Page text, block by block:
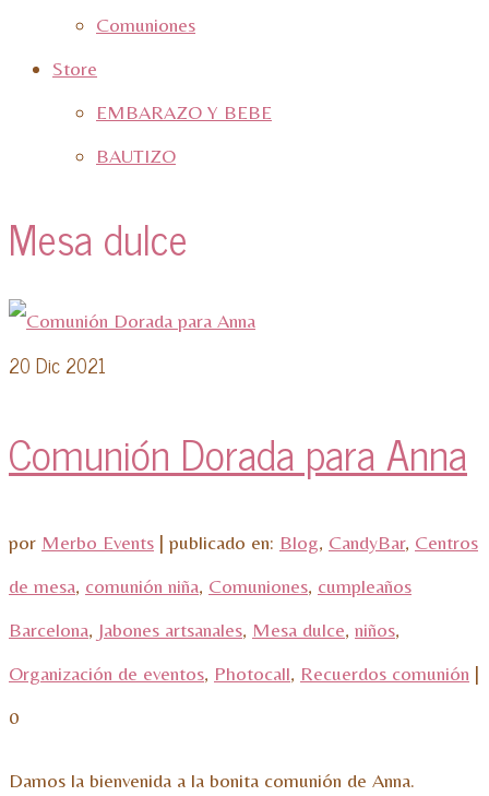
Comuniones
Store
EMBARAZO Y BEBE
BAUTIZO
Mesa dulce
20 Dic 2021
Comunión Dorada para Anna
por Merbo Events | publicado en: Blog, CandyBar, Centros
de mesa, comunión niña, Comuniones, cumpleaños
Barcelona, Jabones artsanales, Mesa dulce, niños,
Organización de eventos, Photocall, Recuerdos comunión |
0
Damos la bienvenida a la bonita comunión de Anna.